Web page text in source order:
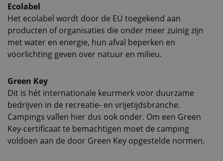
Ecolabel
Het ecolabel wordt door de EU toegekend aan
producten of organisaties die onder meer zuinig zijn
met water en energie, hun afval beperken en
voorlichting geven over natuur en milieu.
Green Key
Dit is hét internationale keurmerk voor duurzame
bedrijven in de recreatie- en vrijetijdsbranche.
Campings vallen hier dus ook onder. Om een Green
Key-certificaat te bemachtigen moet de camping
voldoen aan de door Green Key opgestelde normen.